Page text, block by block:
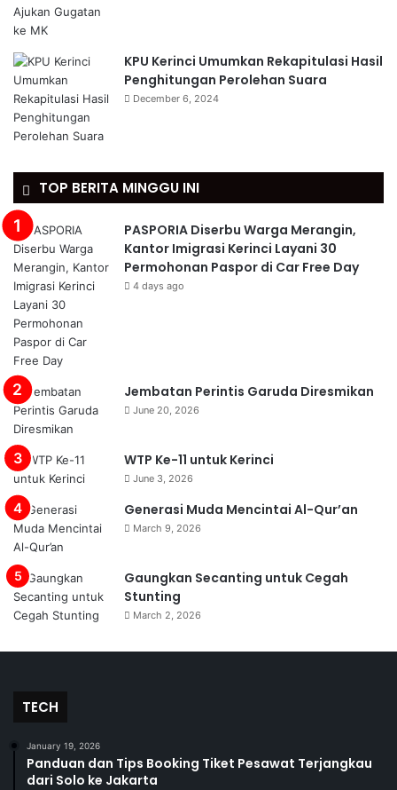
KPU Kerinci Umumkan Rekapitulasi Hasil
Penghitungan Perolehan Suara
December 6, 2024
TOP BERITA MINGGU INI
PASPORIA Diserbu Warga Merangin,
Kantor Imigrasi Kerinci Layani 30
Permohonan Paspor di Car Free Day
4 days ago
Jembatan Perintis Garuda Diresmikan
June 20, 2026
WTP Ke-11 untuk Kerinci
June 3, 2026
Generasi Muda Mencintai Al-Qur’an
March 9, 2026
Gaungkan Secanting untuk Cegah
Stunting
March 2, 2026
TECH
January 19, 2026
Panduan dan Tips Booking Tiket Pesawat Terjangkau
dari Solo ke Jakarta